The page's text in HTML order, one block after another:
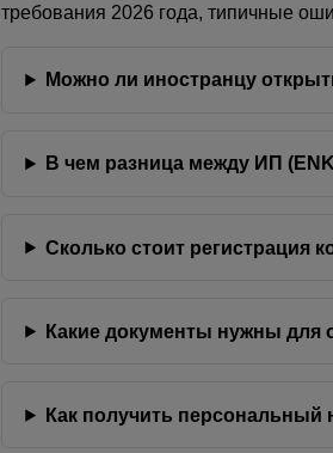
требования 2026 года, типичные
Можно ли иностранцу
В чем разница между ИП
Сколько стоит регистрация
Какие документы нужны
Как получить персональный